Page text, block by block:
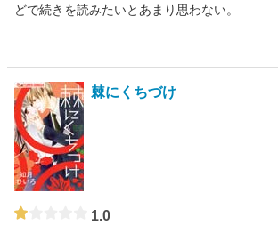
どで続きを読みたいとあまり思わない。
棘にくちづけ
1.0